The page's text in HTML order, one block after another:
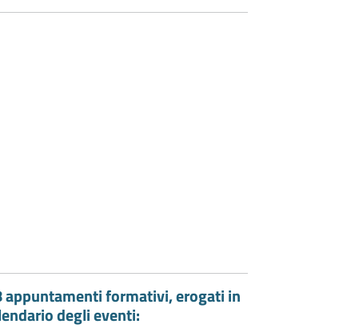
appuntamenti formativi, erogati in
degli eventi: